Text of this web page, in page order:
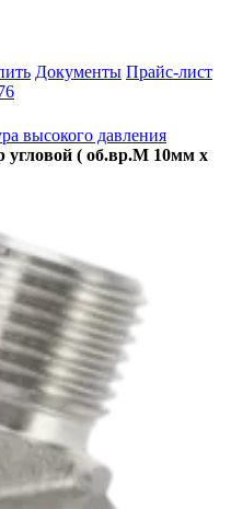
Документы Прайс-лист
высокого давления
( об.вр.М 10мм x